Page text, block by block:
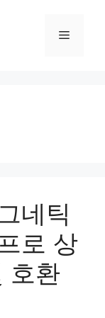
메
네틱
로 상
호환